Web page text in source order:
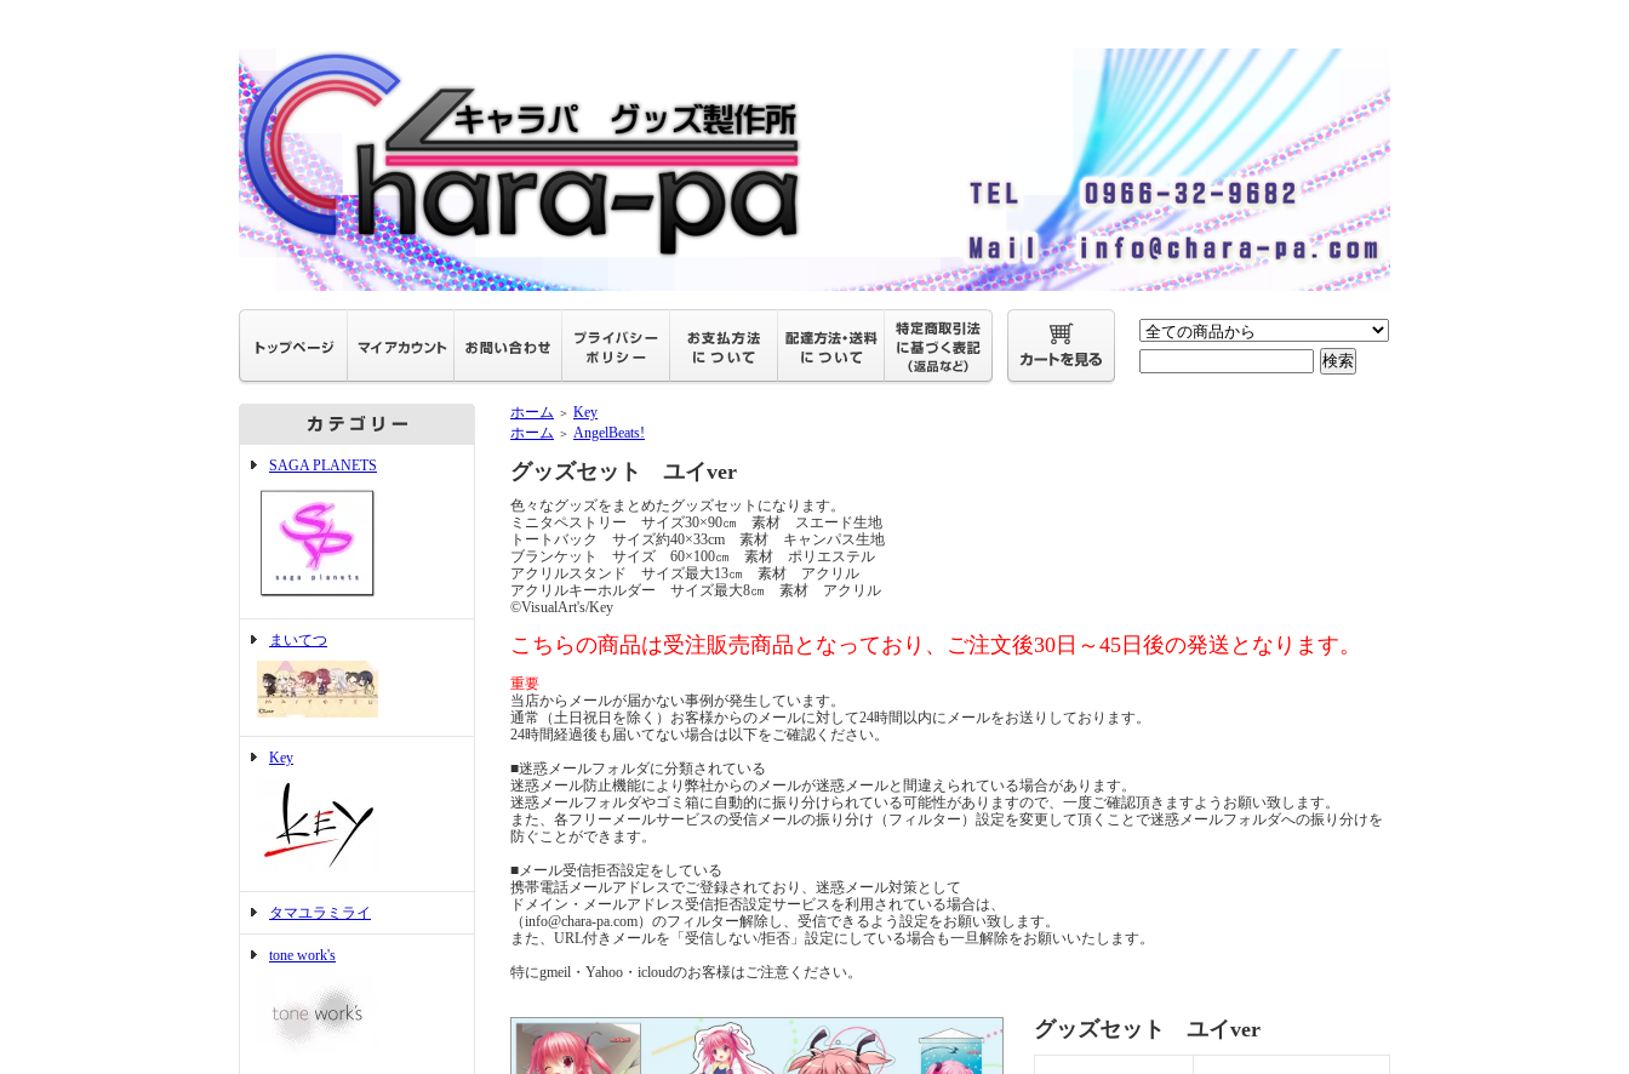
SAGA PLANETS
まいてつ
Key
タマユラミライ
tone work's
ホーム ＞ Key
ホーム ＞ AngelBeats!
グッズセット ユイver
色々なグッズをまとめたグッズセットになります。
ミニタペストリー サイズ30×90㎝ 素材 スエード生地
トートバック サイズ約40×33cm 素材 キャンパス生地
ブランケット サイズ 60×100㎝ 素材 ポリエステル
アクリルスタンド サイズ最大13㎝ 素材 アクリル
アクリルキーホルダー サイズ最大8㎝ 素材 アクリル
©VisualArt's/Key
こちらの商品は受注販売商品となっており、ご注文後30日～45日後の発送となります。
重要
当店からメールが届かない事例が発生しています。
通常（土日祝日を除く）お客様からのメールに対して24時間以内にメールをお送りしております。
24時間経過後も届いてない場合は以下をご確認ください。
■迷惑メールフォルダに分類されている
迷惑メール防止機能により弊社からのメールが迷惑メールと間違えられている場合があります。
迷惑メールフォルダやゴミ箱に自動的に振り分けられている可能性がありますので、一度ご確認頂きますようお願い致します。
また、各フリーメールサービスの受信メールの振り分け（フィルター）設定を変更して頂くことで迷惑メールフォルダへの振り分けを
防ぐことができます。
■メール受信拒否設定をしている
携帯電話メールアドレスでご登録されており、迷惑メール対策として
ドメイン・メールアドレス受信拒否設定サービスを利用されている場合は、
（info@chara-pa.com）のフィルター解除し、受信できるよう設定をお願い致します。
また、URL付きメールを「受信しない/拒否」設定にしている場合も一旦解除をお願いいたします。
特にgmeil・Yahoo・icloudのお客様はご注意ください。
グッズセット ユイver